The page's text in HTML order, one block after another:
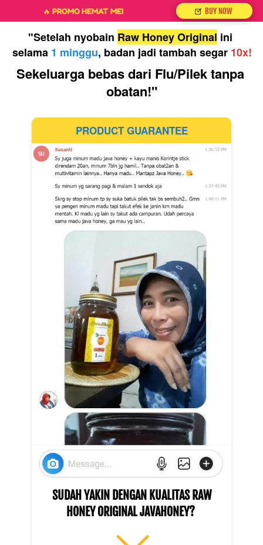
"Setelah nyobain Raw Honey Original ini
selama 1 minggu, badan jadi tambah segar 10x!
Sekeluarga bebas dari Flu/Pilek tanpa
obatan!"
PRODUCT GUARANTEE
HONEY ORIGINAL JAVAHONEY?
`🔥 PROMO HEMAT MEI ` BUY NOW